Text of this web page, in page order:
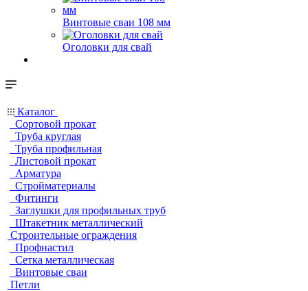
Винтовые сваи 108 мм
Оголовки для свай
Каталог
Сортовой прокат
Труба круглая
Труба профильная
Листовой прокат
Арматура
Стройматериалы
Фитинги
Заглушки для профильных труб
Штакетник металлический
Строительные ограждения
Профнастил
Сетка металлическая
Винтовые сваи
Петли